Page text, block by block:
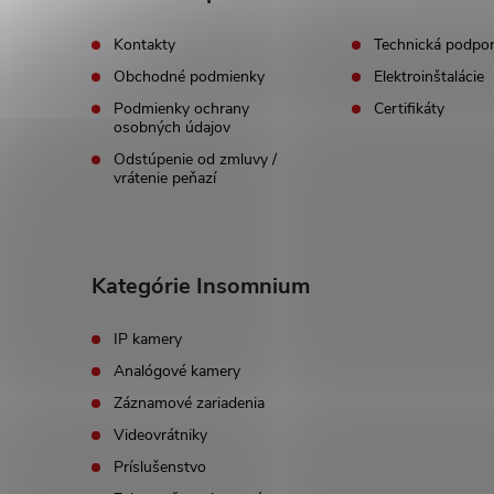
Kontakty
Obchodné podmienky
Podmienky ochrany
osobných údajov
Odstúpenie od zmluvy /
vrátenie peňazí
Technická
Elektroinštalácie
Certifikáty
Kategórie Insomnium
IP kamery
Analógové kamery
Záznamové zariadenia
Videovrátniky
Príslušenstvo